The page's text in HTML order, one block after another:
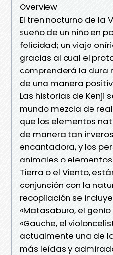
Overview
El tren nocturno de la
sueño de un niño en
felicidad; un viaje
gracias al cual el
comprenderá la dura
de una manera
Las historias de Kenji
mundo mezcla de
que los elementos
de manera tan
encantadora, y los
animales o
Tierra o el Viento,
conjunción con la
recopilación se
«Matasaburo, el
«Gauche, el
actualmente una de
más leídas y